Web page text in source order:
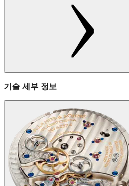
기술 세부 정보